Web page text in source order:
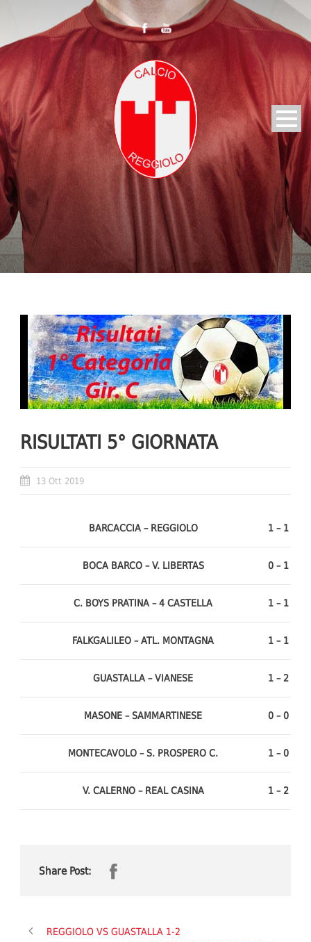
RISULTATI 5° GIORNATA
13 Ott 2019
BARCACCIA – REGGIOLO 1 – 1
BOCA BARCO – V. LIBERTAS 0 – 1
C. BOYS PRATINA – 4 CASTELLA 1 – 1
FALKGALILEO – ATL. MONTAGNA 1 – 1
GUASTALLA – VIANESE 1 – 2
MASONE – SAMMARTINESE 0 – 0
MONTECAVOLO – S. PROSPERO C. 1 – 0
V. CALERNO – REAL CASINA 1 – 2
Share Post:
REGGIOLO VS GUASTALLA 1-2